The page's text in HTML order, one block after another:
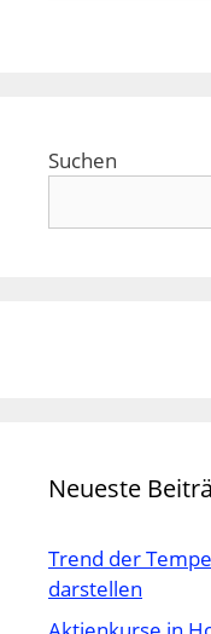
Suchen
Neueste
Trend der
darstellen